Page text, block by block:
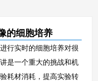
的细胞培养
行实时的细胞培养对很
是一个重大的挑战和机
耗材消耗，提高实验转